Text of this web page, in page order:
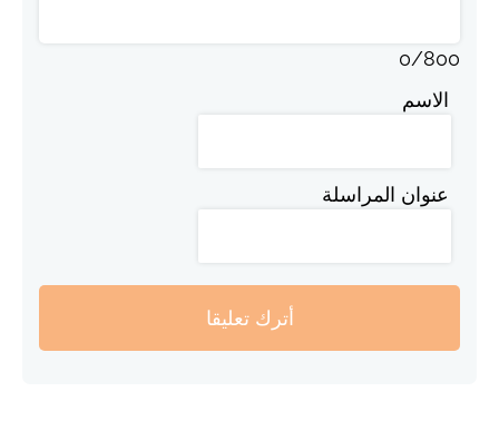
0/800
الاسم
عنوان المراسلة
أترك تعليقا